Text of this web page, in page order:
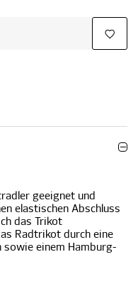
geeignet und
elastischen Abschluss
das Trikot
Radtrikot durch eine
sowie einem Hamburg-